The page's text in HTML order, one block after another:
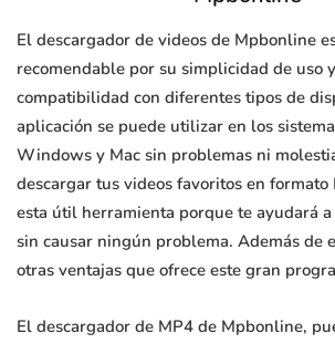
El descargador de videos de Mpbonline
recomendable por su simplicidad de uso
compatibilidad con diferentes tipos de
aplicación se puede utilizar en los
Windows y Mac sin problemas ni
descargar tus videos favoritos en formato
esta útil herramienta porque te ayudará
sin causar ningún problema. Además de
otras ventajas que ofrece este gran
El descargador de MP4 de Mpbonline,